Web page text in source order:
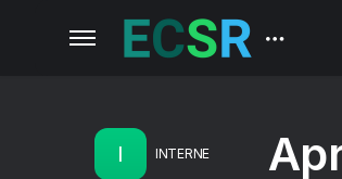
I INTERNE